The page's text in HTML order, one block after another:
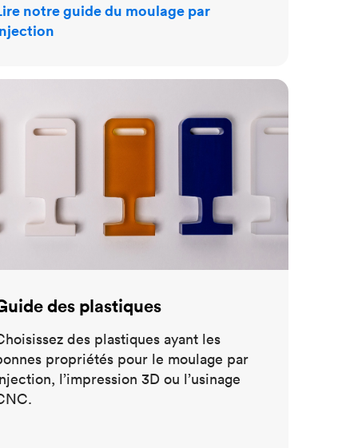
notre guide du moulage par
des plastiques
des plastiques
des plastiques ayant les
propriétés pour le moulage par
l’impression 3D ou l’usinage